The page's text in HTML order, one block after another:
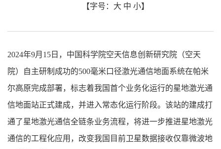
【字号： 大 中 小】
2024年9月15日，中国科学院空天信息创新研究院（空天
院）自主研制成功的500毫米口径激光通信地面系统在帕米
尔高原完成部署，标志着我国首个业务化运行的星地激光通
信地面站正式建成，并进入常态化运行阶段。该站的建成打
通了星地激光通信全链条业务流程，将进一步推进星地激光
通信的工程化应用，改变我国目前卫星数据接收仅靠微波地